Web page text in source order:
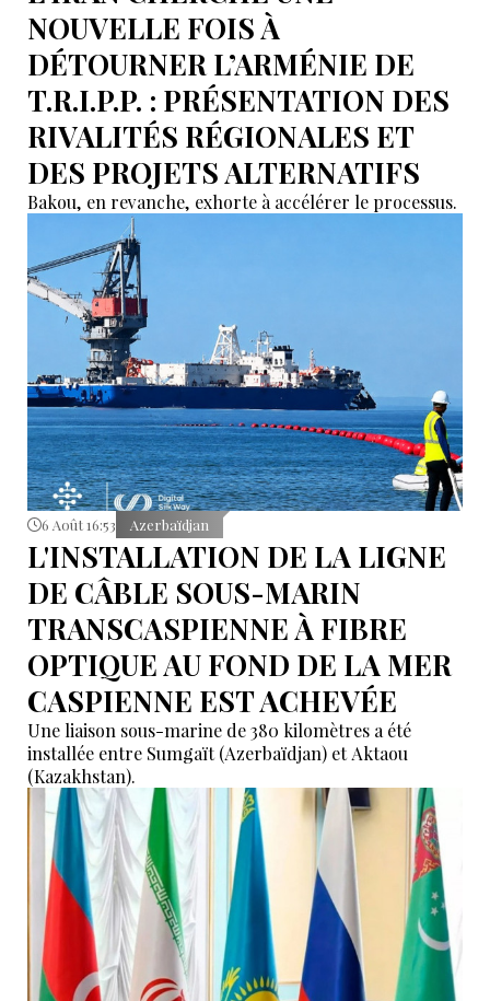
NOUVELLE FOIS À
DÉTOURNER L’ARMÉNIE DE
T.R.I.P.P. : PRÉSENTATION DES
RIVALITÉS RÉGIONALES ET
DES PROJETS ALTERNATIFS
Bakou, en revanche, exhorte à accélérer le processus.
6 Août 16:53 Azerbaïdjan
L'INSTALLATION DE LA LIGNE
DE CÂBLE SOUS-MARIN
TRANSCASPIENNE À FIBRE
OPTIQUE AU FOND DE LA MER
CASPIENNE EST ACHEVÉE
Une liaison sous-marine de 380 kilomètres a été
installée entre Sumgaït (Azerbaïdjan) et Aktaou
(Kazakhstan).